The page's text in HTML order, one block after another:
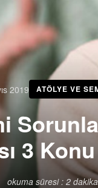
2019 ATÖLYE VE
3
okuma süresi : 2 dakika